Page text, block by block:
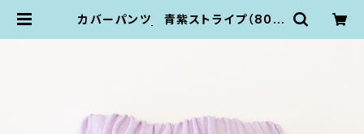
カバーパンツ 青紫ストライプ（80si